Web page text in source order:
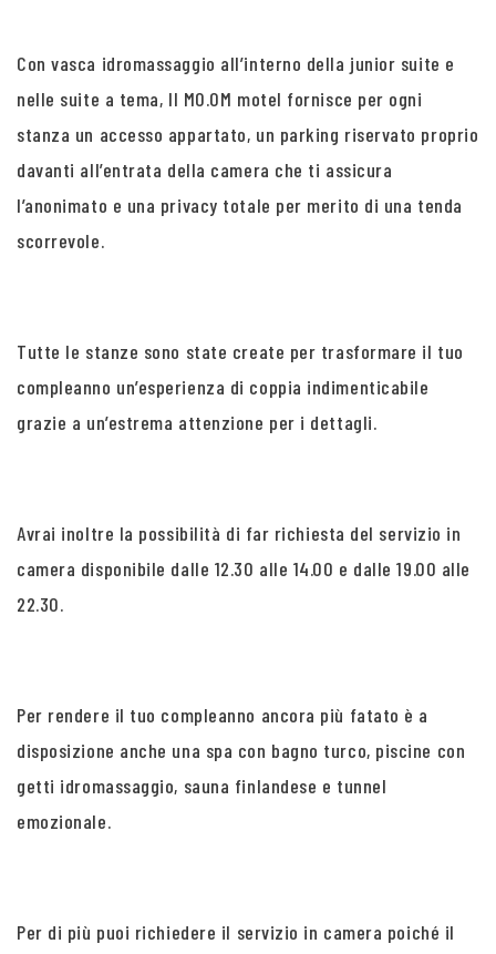
Con vasca idromassaggio all’interno della junior suite e
nelle suite a tema, Il MO.OM motel fornisce per ogni
stanza un accesso appartato, un parking riservato proprio
davanti all’entrata della camera che ti assicura
l’anonimato e una privacy totale per merito di una tenda
scorrevole.
Tutte le stanze sono state create per trasformare il tuo
compleanno un’esperienza di coppia indimenticabile
grazie a un’estrema attenzione per i dettagli.
Avrai inoltre la possibilità di far richiesta del servizio in
camera disponibile dalle 12.30 alle 14.00 e dalle 19.00 alle
22.30.
Per rendere il tuo compleanno ancora più fatato è a
disposizione anche una spa con bagno turco, piscine con
getti idromassaggio, sauna finlandese e tunnel
emozionale.
Per di più puoi richiedere il servizio in camera poiché il